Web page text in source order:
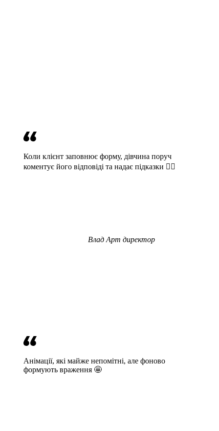
Коли клієнт заповнює форму, дівчина поруч
коментує його відповіді та надає підказки 🕵️‍♀️
Влад Арт директор
Анімації, які майже непомітні, але фоново
формують враження 🤩